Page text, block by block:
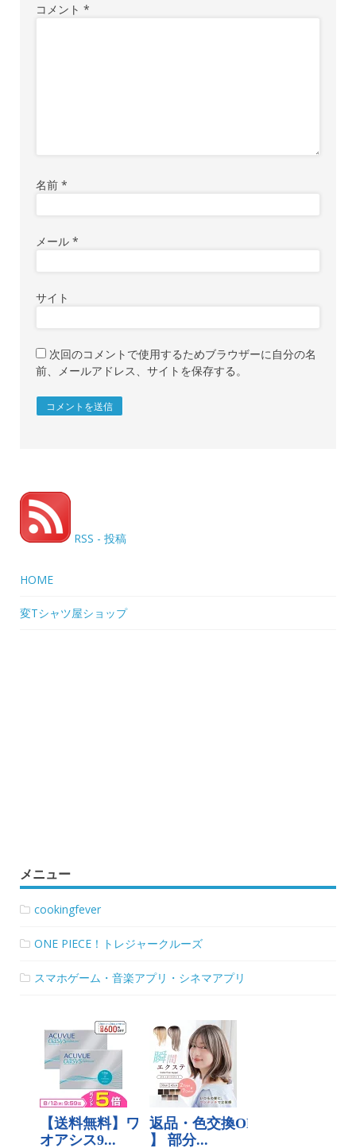
コメント *
名前 *
メール *
サイト
次回のコメントで使用するためブラウザーに自分の名
前、メールアドレス、サイトを保存する。
RSS - 投稿
HOME
変Tシャツ屋ショップ
メニュー
cookingfever
ONE PIECE！トレジャークルーズ
スマホゲーム・音楽アプリ・シネマアプリ